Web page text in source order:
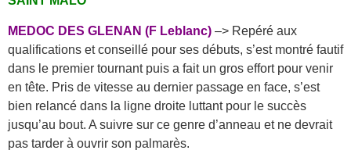
MEDOC DES GLENAN (F Leblanc) –> Repéré aux
qualifications et conseillé pour ses débuts, s’est montré fautif
dans le premier tournant puis a fait un gros effort pour venir
en tête. Pris de vitesse au dernier passage en face, s’est
bien relancé dans la ligne droite luttant pour le succès
jusqu’au bout. A suivre sur ce genre d’anneau et ne devrait
pas tarder à ouvrir son palmarès.